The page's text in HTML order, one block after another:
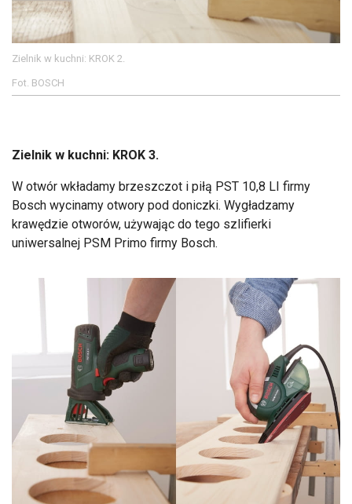
Zielnik w kuchni: KROK 2.
Fot. BOSCH
Zielnik w kuchni: KROK 3.
W otwór wkładamy brzeszczot i piłą PST 10,8 LI firmy
Bosch wycinamy otwory pod doniczki. Wygładzamy
krawędzie otworów, używając do tego szlifierki
uniwersalnej PSM Primo firmy Bosch.